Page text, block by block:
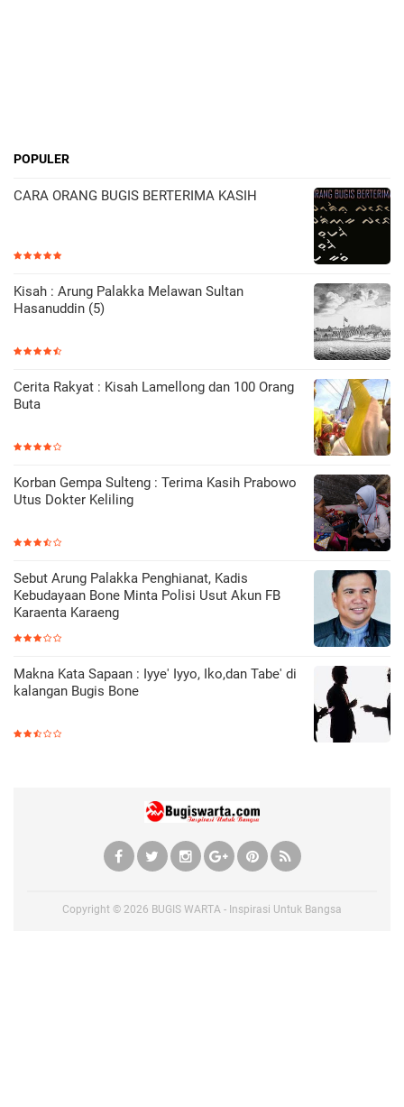
POPULER
CARA ORANG BUGIS BERTERIMA KASIH
Kisah : Arung Palakka Melawan Sultan
Hasanuddin (5)
Cerita Rakyat : Kisah Lamellong dan 100 Orang
Buta
Korban Gempa Sulteng : Terima Kasih Prabowo
Utus Dokter Keliling
Sebut Arung Palakka Penghianat, Kadis
Kebudayaan Bone Minta Polisi Usut Akun FB
Karaenta Karaeng
Makna Kata Sapaan : Iyye' Iyyo, Iko,dan Tabe' di
kalangan Bugis Bone
Copyright © 2026 BUGIS WARTA - Inspirasi Untuk Bangsa